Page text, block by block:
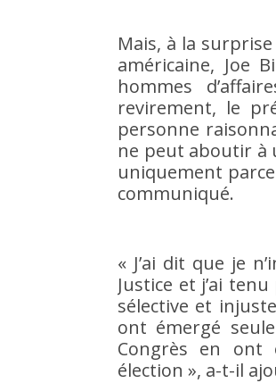
Mais, à la
américaine, Joe
hommes
revirement, le
personne
ne peut aboutir à
uniquement
communiqué.
« J’ai dit que je
Justice et j’ai
sélective et
ont émergé
Congrès en ont
élection », a-t-il